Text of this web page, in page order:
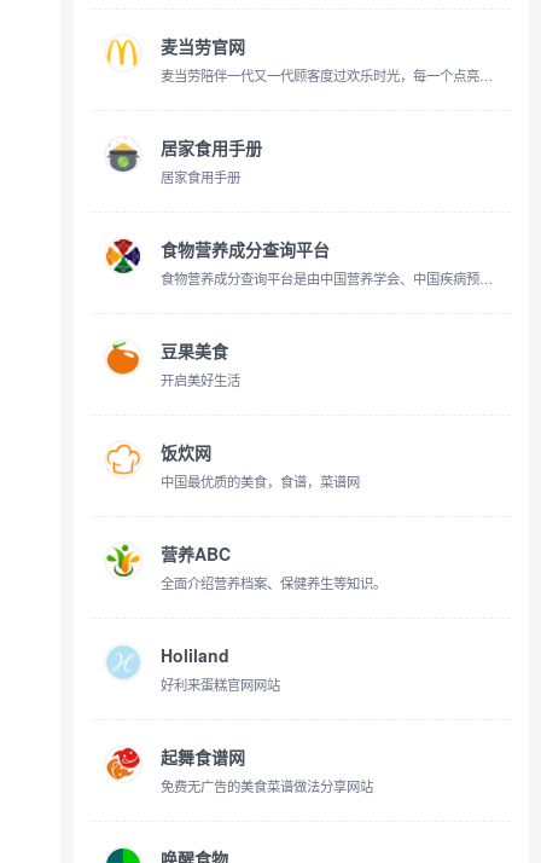
麦当劳官网
麦当劳陪伴一代又一代顾客度过欢乐时光，每一个点亮的金色拱门背后，是我们对食物、地球、人才和社区的热爱。
居家食用手册
居家食用手册
食物营养成分查询平台
食物营养成分查询平台是由中国营养学会、中国疾病预防控制中心营养与健康所权威发布的食物营养成分查询网站，数据来源于中国疾病预防控制中心营养与健康所建立的中国食物成分表
豆果美食
开启美好生活
饭炊网
中国最优质的美食，食谱，菜谱网
营养ABC
全面介绍营养档案、保健养生等知识。
Holiland
好利来蛋糕官网网站
起舞食谱网
免费无广告的美食菜谱做法分享网站
唤醒食物